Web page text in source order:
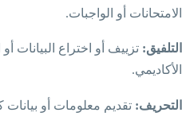
أو الواجبات.
: تزييف أو اختراع البيانات
.
: تقديم معلومات أو بيانات